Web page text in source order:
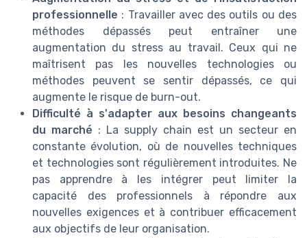
professionnelle : Travailler avec des outils ou des
méthodes dépassés peut entraîner une
augmentation du stress au travail. Ceux qui ne
maîtrisent pas les nouvelles technologies ou
méthodes peuvent se sentir dépassés, ce qui
augmente le risque de burn-out.
Difficulté à s'adapter aux besoins changeants
du marché : La supply chain est un secteur en
constante évolution, où de nouvelles techniques
et technologies sont régulièrement introduites. Ne
pas apprendre à les intégrer peut limiter la
capacité des professionnels à répondre aux
nouvelles exigences et à contribuer efficacement
aux objectifs de leur organisation.